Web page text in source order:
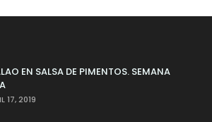
EN SALSA DE PIMENTOS. SEMANA
17, 2019